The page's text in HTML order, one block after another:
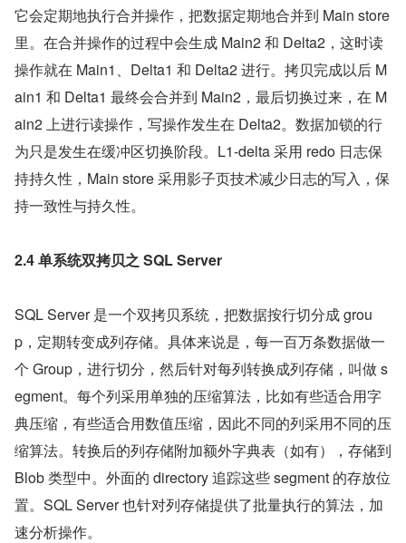
它会定期地执行合并操作，把数据定期地合并到 Main store
里。在合并操作的过程中会生成 Main2 和 Delta2，这时读
操作就在 Main1、Delta1 和 Delta2 进行。拷贝完成以后 M
ain1 和 Delta1 最终会合并到 Main2，最后切换过来，在 M
ain2 上进行读操作，写操作发生在 Delta2。数据加锁的行
为只是发生在缓冲区切换阶段。L1-delta 采用 redo 日志保
持持久性，Main store 采用影子页技术减少日志的写入，保
持一致性与持久性。
2.4 单系统双拷贝之 SQL Server
SQL Server 是一个双拷贝系统，把数据按行切分成 grou
p，定期转变成列存储。具体来说是，每一百万条数据做一
个 Group，进行切分，然后针对每列转换成列存储，叫做 s
egment。每个列采用单独的压缩算法，比如有些适合用字
典压缩，有些适合用数值压缩，因此不同的列采用不同的压
缩算法。转换后的列存储附加额外字典表（如有），存储到
Blob 类型中。外面的 directory 追踪这些 segment 的存放位
置。SQL Server 也针对列存储提供了批量执行的算法，加
速分析操作。